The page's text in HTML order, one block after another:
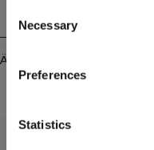
Selection
Necessary
Preferences
Statistics
Hüfte. SWEATTECH™. High
Handytasche am rechten
Ähnliche Produkte